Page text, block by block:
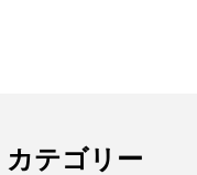
カテゴリー